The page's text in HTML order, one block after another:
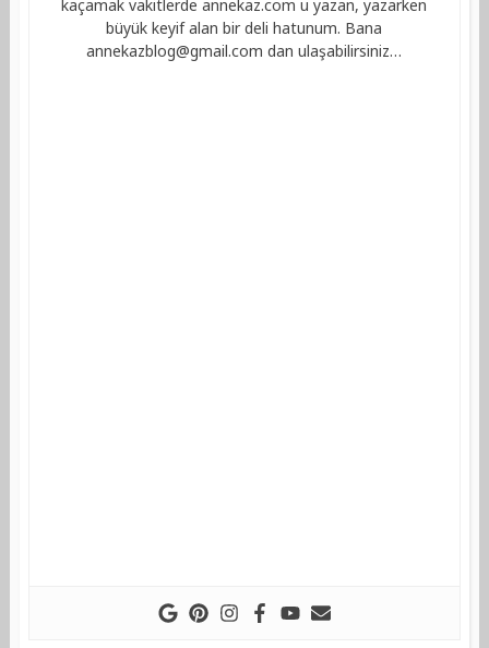
kaçamak vakitlerde annekaz.com u yazan, yazarken
büyük keyif alan bir deli hatunum. Bana
annekazblog@gmail.com dan ulaşabilirsiniz…